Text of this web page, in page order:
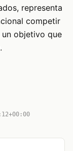
representa
competir
objetivo que